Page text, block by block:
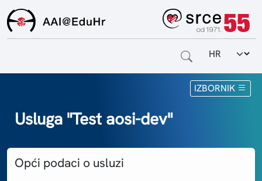
Odabir
IZBORNIK
Za krajnje korisnike
Za matične ustanove
Usluga "Test aosi-dev"
Opći podaci o usluzi